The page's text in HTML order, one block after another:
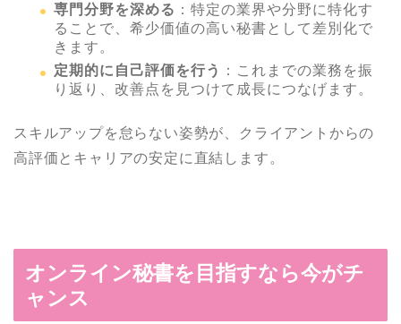
専門分野を深める ：特定の業界や分野に特化す
ることで、希少価値の高い秘書として差別化で
きます。
定期的に自己評価を行う
：これまでの業務を振
り返り、改善点を見つけて成長につなげます。
スキルアップを怠らない姿勢が、クライアントからの
高評価とキャリアの安定に直結します。
オンライン秘書を目指すなら今がチ
ャンス